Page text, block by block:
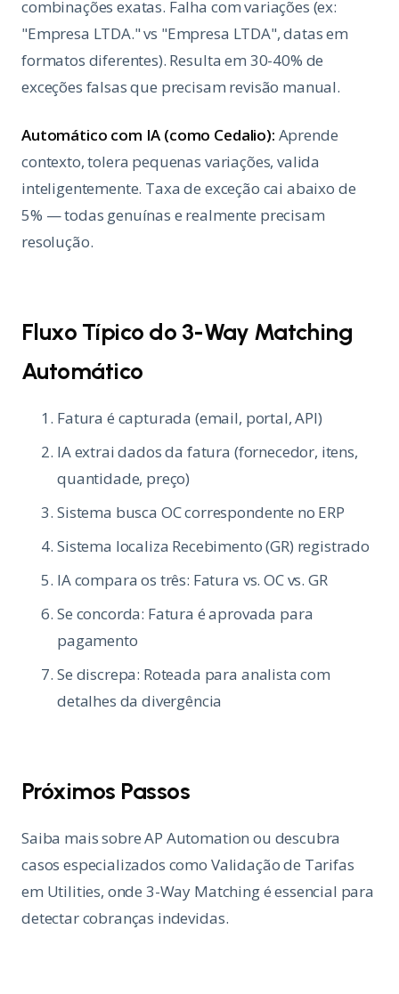
combinações exatas. Falha com variações (ex:
"Empresa LTDA." vs "Empresa LTDA", datas em
formatos diferentes). Resulta em 30-40% de
exceções falsas que precisam revisão manual.
Automático com IA (como Cedalio): Aprende
contexto, tolera pequenas variações, valida
inteligentemente. Taxa de exceção cai abaixo de
5% — todas genuínas e realmente precisam
resolução.
Fluxo Típico do 3-Way Matching
Automático
Fatura é capturada (email, portal, API)
IA extrai dados da fatura (fornecedor, itens,
quantidade, preço)
Sistema busca OC correspondente no ERP
Sistema localiza Recebimento (GR) registrado
IA compara os três: Fatura vs. OC vs. GR
Se concorda: Fatura é aprovada para
pagamento
Se discrepa: Roteada para analista com
detalhes da divergência
Próximos Passos
Saiba mais sobreAP Automation ou descubra
casos especializados como Validação de Tarifas
em Utilities, onde 3-Way Matching é essencial para
detectar cobranças indevidas.